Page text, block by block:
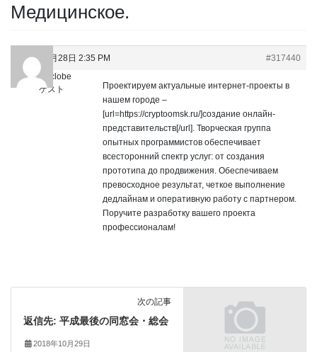
Медицинское.
2025年2月28日 2:35 PM
#317440
SMPXrclobe
ゲスト
Проектируем актуальные интернет-проекты в
нашем городе –
[url=https://cryptoomsk.ru/]создание онлайн-
представительств[/url]. Творческая группа
опытных программистов обеспечивает
всесторонний спектр услуг: от создания
прототипа до продвижения. Обеспечиваем
превосходное результат, четкое выполнение
дедлайнам и оперативную работу с партнером.
Поручите разработку вашего проекта
профессионалам!
次の記事
返信先: 平成最後の同窓会・総会
2018年10月29日